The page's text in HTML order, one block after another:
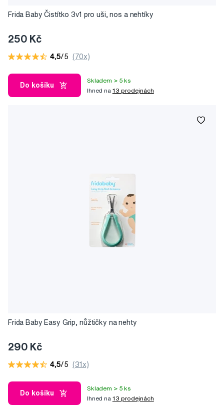
Frida Baby Čistítko 3v1 pro uši, nos a nehtíky
250 Kč
4,5/5 (70x)
Do košíku
Skladem > 5 ks
Ihned na 13 prodejnách
Frida Baby Easy Grip, nůžtičky na nehty
290 Kč
4,5/5 (31x)
Do košíku
Skladem > 5 ks
Ihned na 13 prodejnách